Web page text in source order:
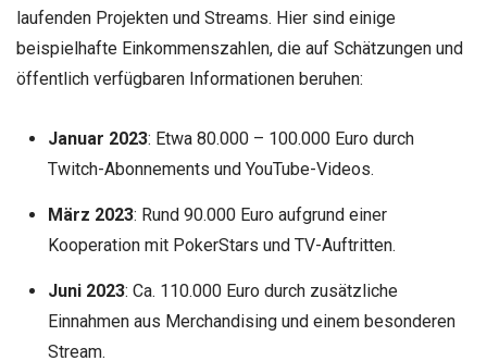
laufenden Projekten und Streams. Hier sind einige
beispielhafte Einkommenszahlen, die auf Schätzungen und
öffentlich verfügbaren Informationen beruhen:
Januar 2023: Etwa 80.000 – 100.000 Euro durch
Twitch-Abonnements und YouTube-Videos.
März 2023: Rund 90.000 Euro aufgrund einer
Kooperation mit PokerStars und TV-Auftritten.
Juni 2023: Ca. 110.000 Euro durch zusätzliche
Einnahmen aus Merchandising und einem besonderen
Stream.